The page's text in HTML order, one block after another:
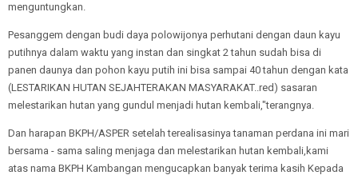
menguntungkan.
Pesanggem dengan budi daya polowijonya perhutani dengan daun kayu
putihnya dalam waktu yang instan dan singkat 2 tahun sudah bisa di
panen daunya dan pohon kayu putih ini bisa sampai 40 tahun dengan kata
(LESTARIKAN HUTAN SEJAHTERAKAN MASYARAKAT..red) sasaran
melestarikan hutan yang gundul menjadi hutan kembali,"terangnya.
Dan harapan BKPH/ASPER setelah terealisasinya tanaman perdana ini mari
bersama - sama saling menjaga dan melestarikan hutan kembali,kami
atas nama BKPH Kambangan mengucapkan banyak terima kasih Kepada